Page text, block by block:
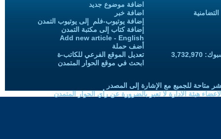
اضافة موضوع جديد
اضافة خبر
إضافة يوتيوب-فلم إلى يوتيوب التمدن
إضافة كتاب إلى مكتبة التمدن
Add new article - English
أضف حملة
تعديل الموقع الفرعي للكاتب-ة
ابحث في موقع الحوار المتمدن
متاحة للجميع مع الإشارة إلى المصدر
هيئة الادارة لا تعبر بالضرورة عن رأي الحوار المتمدن